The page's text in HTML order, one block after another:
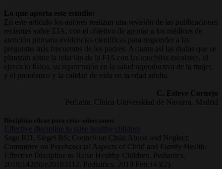
Lo que aporta este estudio:
En este artículo los autores realizan una revisión de las publicaciones
recientes sobre EIA, con el objetivo de aportar a los médicos de
atención primaria evidencias científicas para responder a las
preguntas más frecuentes de los padres. Aclaran así las dudas que se
plantean sobre la relación de la EIA con las mochilas escolares, el
ejercicio físico, su repercusión en la salud reproductiva de la mujer,
y el pronóstico y la calidad de vida en la edad adulta.
C. Esteve Cornejo
Pediatra. Cínica Universidad de Navarra. Madrid
Disciplina eficaz para criar niños sanos
Effective discipline to raise healthy children
Sege RD, Siegel BS; Council on Child Abuse and Neglect;
Committee on Psychosocial Aspects of Child and Family Health.
Effective Discipline to Raise Healthy Children. Pediatrics.
2018;142(6):e20183112. Pediatrics. 2019 Feb;143(2).